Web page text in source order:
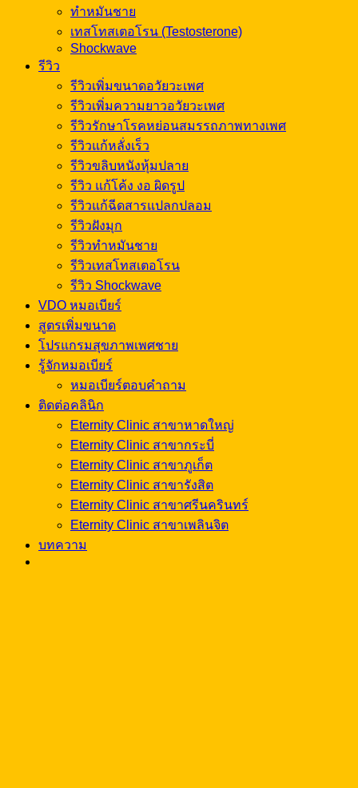
ทำหมันชาย
เทสโทสเตอโรน (Testosterone)
Shockwave
รีวิว
รีวิวเพิ่มขนาดอวัยวะเพศ
รีวิวเพิ่มความยาวอวัยวะเพศ
รีวิวรักษาโรคหย่อนสมรรถภาพทางเพศ
รีวิวแก้หลั่งเร็ว
รีวิวขลิบหนังหุ้มปลาย
รีวิว แก้โค้ง งอ ผิดรูป
รีวิวแก้ฉีดสารแปลกปลอม
รีวิวฝังมุก
รีวิวทำหมันชาย
รีวิวเทสโทสเตอโรน
รีวิว Shockwave
VDO หมอเบียร์
สูตรเพิ่มขนาด
โปรแกรมสุขภาพเพศชาย
รู้จักหมอเบียร์
หมอเบียร์ตอบคำถาม
ติดต่อคลินิก
Eternity Clinic สาขาหาดใหญ่
Eternity Clinic สาขากระบี่
Eternity Clinic สาขาภูเก็ต
Eternity Clinic สาขารังสิต
Eternity Clinic สาขาศรีนครินทร์
Eternity Clinic สาขาเพลินจิต
บทความ